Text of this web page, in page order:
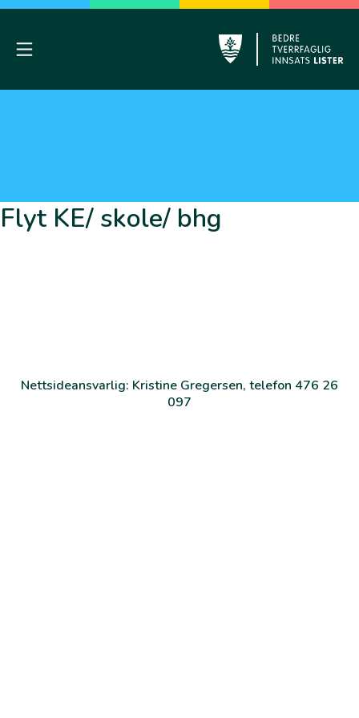
Skip
contentMobile Menu
Lyngdal
Flyt KE/ skole/ bhg
Nettsideansvarlig: Kristine Gregersen, telefon 476 26
097